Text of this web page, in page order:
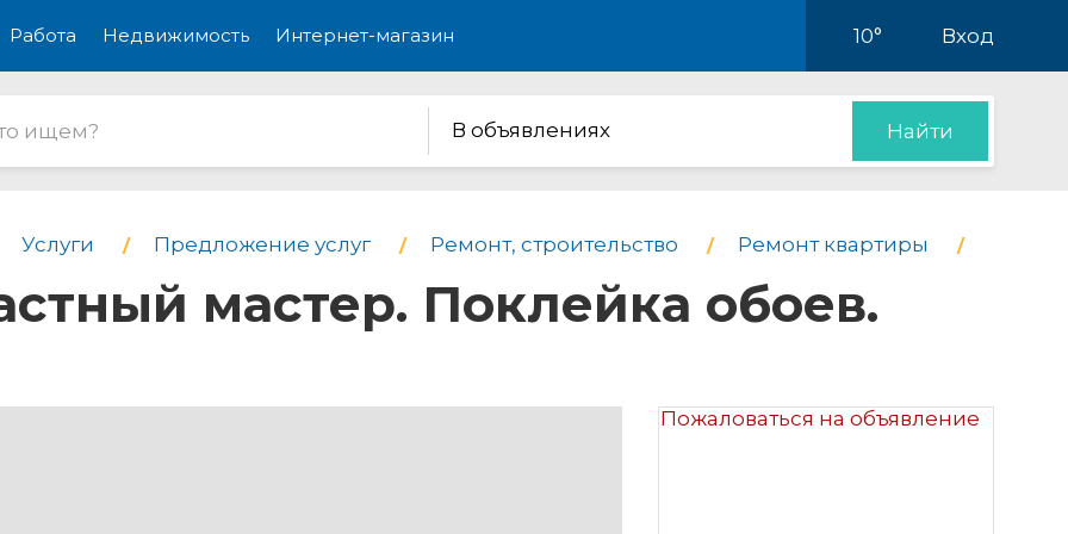
Работа Недвижимость Интернет-магазин 10° Вход
В объявлениях Найти
Услуги Предложение услуг Ремонт, строительство Ремонт квартиры
мастер. Поклейка обоев.
Пожаловаться на объявление